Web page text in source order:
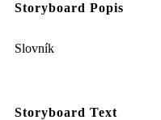
Storyboard Popis
Slovník
Storyboard Text